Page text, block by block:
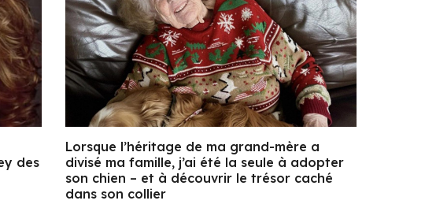
des
Lorsque l’héritage de ma grand-mère a
divisé ma famille, j’ai été la seule à adopter
son chien – et à découvrir le trésor caché
dans son collier